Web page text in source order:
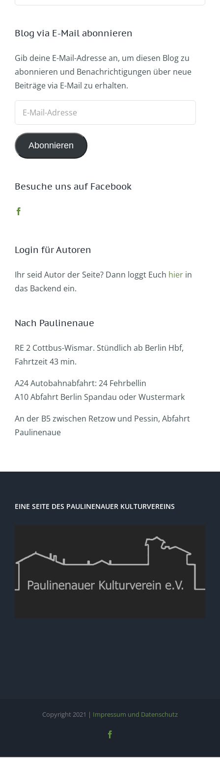
Blog via E-Mail abonnieren
Gib deine E-Mail-Adresse an, um diesen Blog zu
abonnieren und Benachrichtigungen über neue
Beiträge via E-Mail zu erhalten.
Adresse
Abonnieren
Besuche uns auf Facebook
Login für Autoren
Ihr seid Autor der Seite? Dann loggt Euch hier in
das Backend ein.
Nach Paulinenaue
RE 2 Cottbus-Wismar. Stündlich ab Berlin Hbf,
Fahrtzeit 43 min.
A24 Autobahnabfahrt: 24 Fehrbellin
A10 Abfahrt Berlin Spandau oder Wustermark
An der B5 zwischen Retzow und Pessin, Abfahrt
Paulinenaue
EINE SEITE DES PAULINENAUER KULTURVEREINS
Copyright 2021 | Impressum und Datenschutz